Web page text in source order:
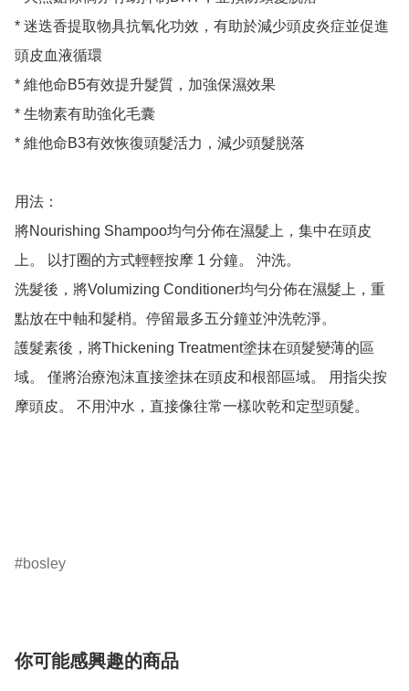
* 迷迭香提取物具抗氧化功效，有助於減少頭皮炎症並促進
頭皮血液循環
* 維他命B5有效提升髮質，加強保濕效果
* 生物素有助強化毛囊
* 維他命B3有效恢復頭髮活力，減少頭髮脱落
用法：
將Nourishing Shampoo均勻分佈在濕髮上，集中在頭皮
上。 以打圈的方式輕輕按摩 1 分鐘。 沖洗。
洗髮後，將Volumizing Conditioner均勻分佈在濕髮上，重
點放在中軸和髮梢。停留最多五分鐘並沖洗乾淨。
護髮素後，將Thickening Treatment塗抹在頭髮變薄的區
域。 僅將治療泡沫直接塗抹在頭皮和根部區域。 用指尖按
摩頭皮。 不用沖水，直接像往常一樣吹乾和定型頭髮。
bosley
你可能感興趣的商品